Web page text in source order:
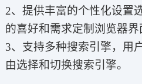
2、提供丰富的个性化设置
的喜好和需求定制浏览器界
3、支持多种搜索引擎，用
由选择和切换搜索引擎。